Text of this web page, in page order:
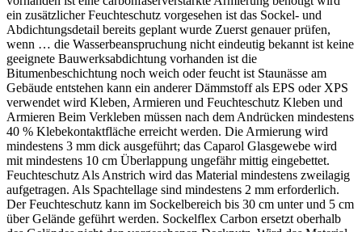
ein zusätzlicher Feuchteschutz vorgesehen ist das Sockel- und
Abdichtungsdetail bereits geplant wurde Zuerst genauer prüfen,
wenn … die Wasserbeanspruchung nicht eindeutig bekannt ist keine
geeignete Bauwerksabdichtung vorhanden ist die
Bitumenbeschichtung noch weich oder feucht ist Staunässe am
Gebäude entstehen kann ein anderer Dämmstoff als EPS oder XPS
verwendet wird Kleben, Armieren und Feuchteschutz Kleben und
Armieren Beim Verkleben müssen nach dem Andrücken mindestens
40 % Klebekontaktfläche erreicht werden. Die Armierung wird
mindestens 3 mm dick ausgeführt; das Caparol Glasgewebe wird
mit mindestens 10 cm Überlappung ungefähr mittig eingebettet.
Feuchteschutz Als Anstrich wird das Material mindestens zweilagig
aufgetragen. Als Spachtellage sind mindestens 2 mm erforderlich.
Der Feuchteschutz kann im Sockelbereich bis 30 cm unter und 5 cm
über Gelände geführt werden. Sockelflex Carbon ersetzt oberhalb